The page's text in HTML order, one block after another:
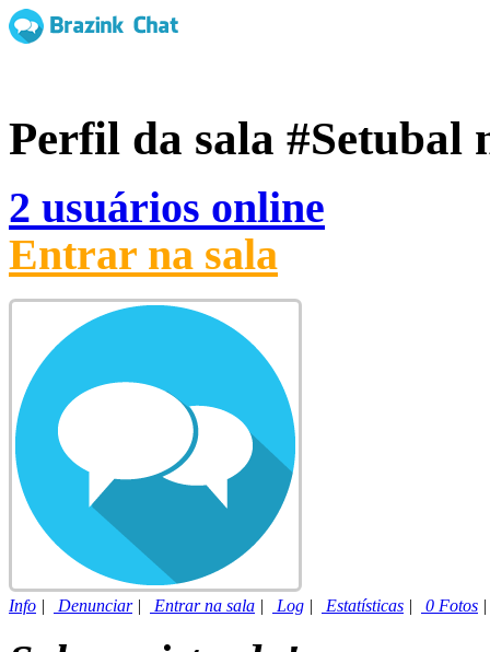
Perfil da sala #Setubal
2 usuários online
Entrar na sala
Info | Denunciar| Entrar na sala | Log | Estatísticas | 0 Fotos